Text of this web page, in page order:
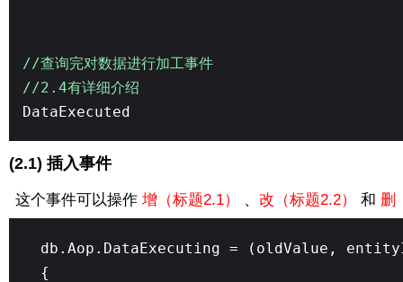
//查询完对数据进行加工事件
//2.4有详细介绍
DataExecuted
(2.1) 插入事件
这个事件可以操作 增（标题2.1） 、 改（标题2.2） 和 删
db.Aop.DataExecuting = (oldValue,
{